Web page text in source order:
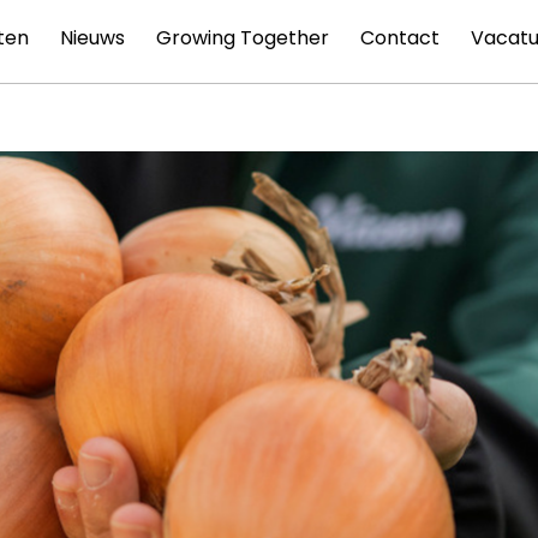
Nieuws Growing Together Contact